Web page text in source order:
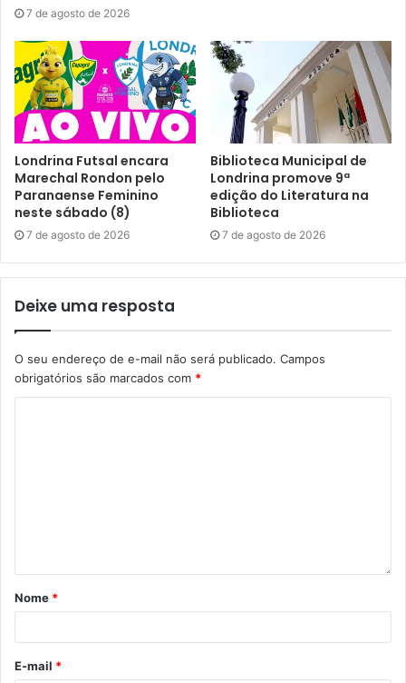
7 de agosto de 2026
Londrina Futsal encara
Marechal Rondon pelo
Paranaense Feminino
neste sábado (8)
7 de agosto de 2026
Biblioteca Municipal de
Londrina promove 9ª
edição do Literatura na
Biblioteca
7 de agosto de 2026
Deixe uma resposta
O seu endereço de e-mail não será publicado. Campos
obrigatórios são marcados com *
Nome *
E-mail *